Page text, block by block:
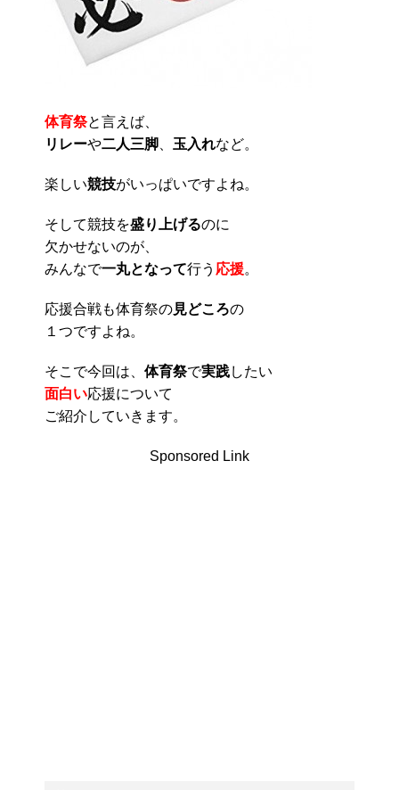
体育祭と言えば、
リレーや二人三脚 玉入れなど。
楽しい競技がいっぱいですよね。
そして競技を盛り上げるのに
欠かせないのが、
みんなで一丸となって行う 応援。
応援合戦も体育祭の見どころの
１つですよね。
そこで今回は、 体育祭で実践したい
面白い応援について
ご紹介していきます。
Sponsored Link